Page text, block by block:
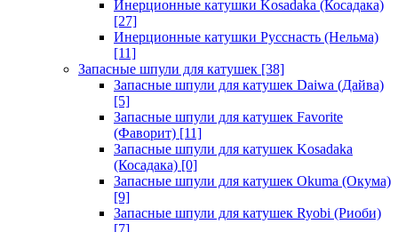
Инерционные катушки Kosadaka (Косадака)
[27]
Инерционные катушки Русснасть (Нельма)
[11]
Запасные шпули для катушек [38]
Запасные шпули для катушек Daiwa (Дайва)
[5]
Запасные шпули для катушек Favorite
(Фаворит) [11]
Запасные шпули для катушек Kosadaka
(Косадака) [0]
Запасные шпули для катушек Okuma (Окума)
[9]
Запасные шпули для катушек Ryobi (Риоби)